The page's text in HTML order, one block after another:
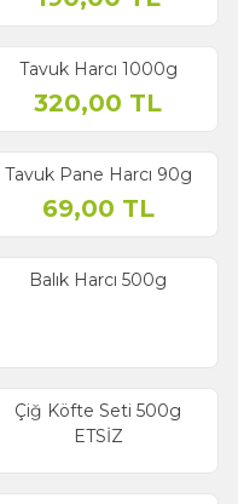
Tavuk Harcı 1000g
320,00 TL
Tavuk Pane Harcı 90g
69,00 TL
Balık Harcı 500g
Çiğ Köfte Seti 500g
ETSİZ